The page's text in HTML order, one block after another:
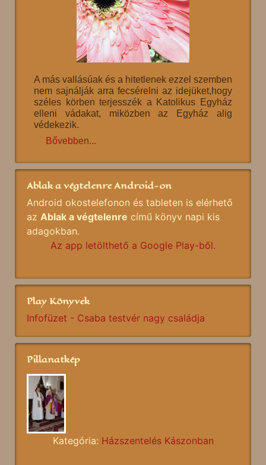
A más vallásúak és a hitetlenek ezzel szemben
nem sajnálják arra fecsérelni az idejüket,hogy
széles körben terjesszék a Katolikus Egyház
elleni vádakat, miközben az Egyház alig
védekezik.
Bővebben...
Ablak a végtelenre Android-on
Android okostelefonon és tableten is elérhető
az Ablak a végtelenre című könyv napi kis
adagokban.
Az app letölthető a Google Play-ből.
Play Könyvek
Infofüzet - Csaba testvér nagy családja
Pillanatkép
Kategória: Házszentelés Kászonban